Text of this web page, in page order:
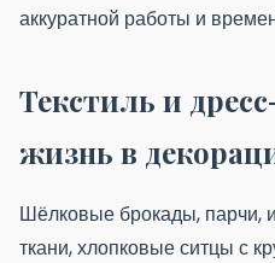
аккуратной работы и
Текстиль и
жизнь в
Шёлковые брокады, парчи,
ткани, хлопковые ситцы с